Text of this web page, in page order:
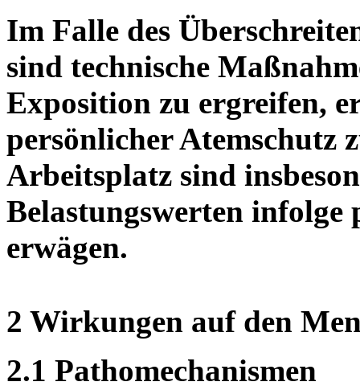
Im Falle des
sind technische
Exposition zu ergreifen,
persönlicher Atemschutz
Arbeitsplatz sind
Belastungswerten
erwägen.
2 Wirkungen auf den
2.1 Pathomechanismen